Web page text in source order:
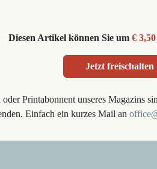
Diesen Artikel können Sie um € 3,50
Jetzt freischalten
Printabonnent unseres Magazins
Einfach ein kurzes Mail an